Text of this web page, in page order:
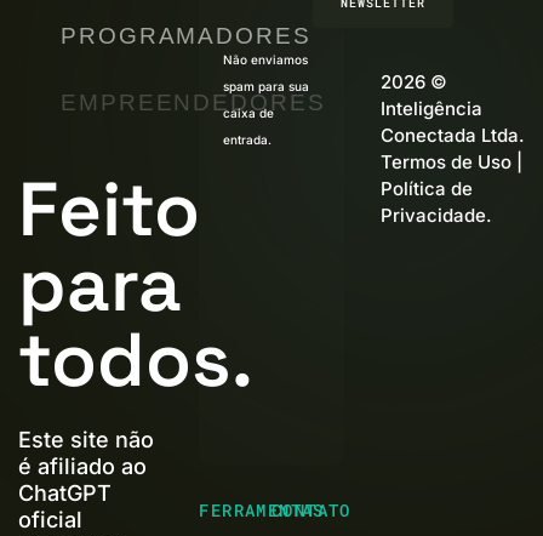
Feito
para
todos.
Este site não
é afiliado ao
ChatGPT
oficial
PROGRAMADORES
EMPREENDEDORES
NEWSLETTER
Não enviamos
spam para sua
caixa de
entrada.
FERRAMENTAS
CONTATO
2026 ©
Inteligência
Conectada Ltda.
Termos de Uso|
Política de
Privacidade.